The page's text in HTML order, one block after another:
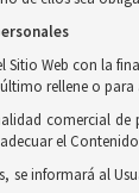
Web con la
rellene o
comercial
el
informará al